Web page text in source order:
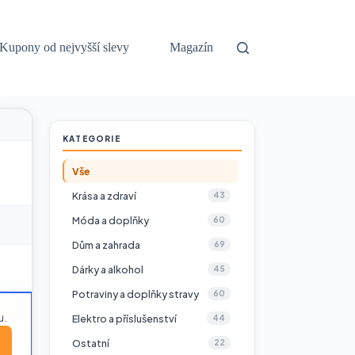
Kupony od nejvyšší slevy Magazín
KATEGORIE
Vše
Krása a zdraví
43
Móda a doplňky 60
Dům a zahrada 69
Dárky a alkohol 45
Potraviny a doplňky stravy 60
Elektro a příslušenství 44
Ostatní 22